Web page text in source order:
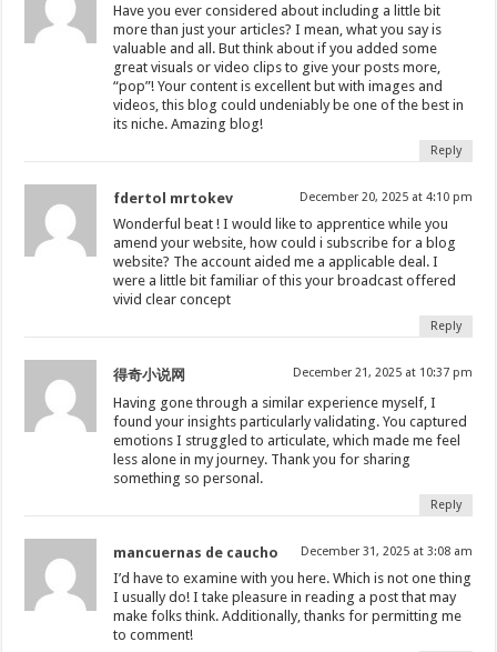
Have you ever considered about including a little bit
more than just your articles? I mean, what you say is
valuable and all. But think about if you added some
great visuals or video clips to give your posts more,
“pop”! Your content is excellent but with images and
videos, this blog could undeniably be one of the best in
its niche. Amazing blog!
Reply
fdertol mrtokev December 20, 2025 at 4:10 pm
Wonderful beat ! I would like to apprentice while you
amend your website, how could i subscribe for a blog
website? The account aided me a applicable deal. I
were a little bit familiar of this your broadcast offered
vivid clear concept
Reply
得奇小说网 December 21, 2025 at 10:37 pm
Having gone through a similar experience myself, I
found your insights particularly validating. You captured
emotions I struggled to articulate, which made me feel
less alone in my journey. Thank you for sharing
something so personal.
Reply
mancuernas de caucho December 31, 2025 at 3:08 am
I’d have to examine with you here. Which is not one thing
I usually do! I take pleasure in reading a post that may
make folks think. Additionally, thanks for permitting me
to comment!